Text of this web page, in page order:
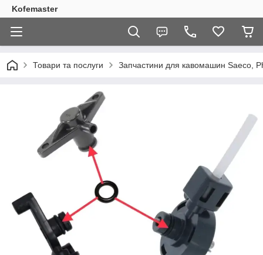
Kofemaster
Товари та послуги Запчастини для кавомашин Saeco,